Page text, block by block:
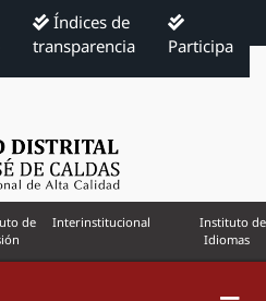
Índices de
transparencia
Participa
de
Interinstitucional
Instituto de
Idiomas